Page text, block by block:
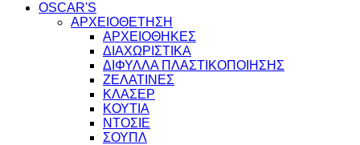
OSCAR'S
ΑΡΧΕΙΟΘΕΤΗΣΗ
ΑΡΧΕΙΟΘΗΚΕΣ
ΔΙΑΧΩΡΙΣΤΙΚΑ
ΔΙΦΥΛΛΑ ΠΛΑΣΤΙΚΟΠΟΙΗΣΗΣ
ΖΕΛΑΤΙΝΕΣ
ΚΛΑΣΕΡ
ΚΟΥΤΙΑ
ΝΤΟΣΙΕ
ΣΟΥΠΛ